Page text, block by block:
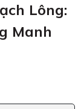
Lông:
Manh